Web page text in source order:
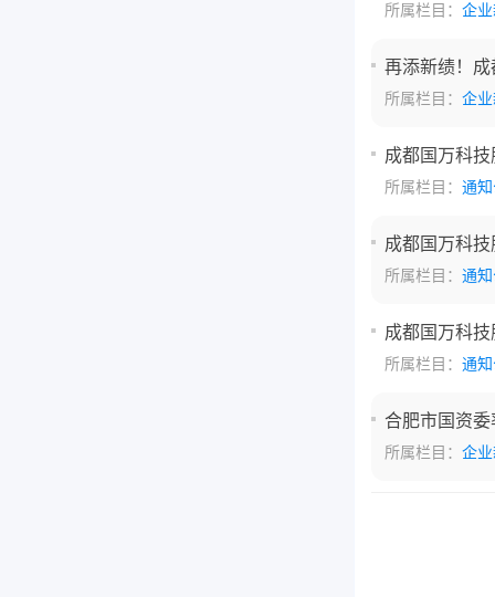
所属栏目： 企
再添新绩！
所属栏目： 企
成都国万科
所属栏目： 通
成都国万科
所属栏目： 通
成都国万科
所属栏目： 通
合肥市国资
所属栏目： 企